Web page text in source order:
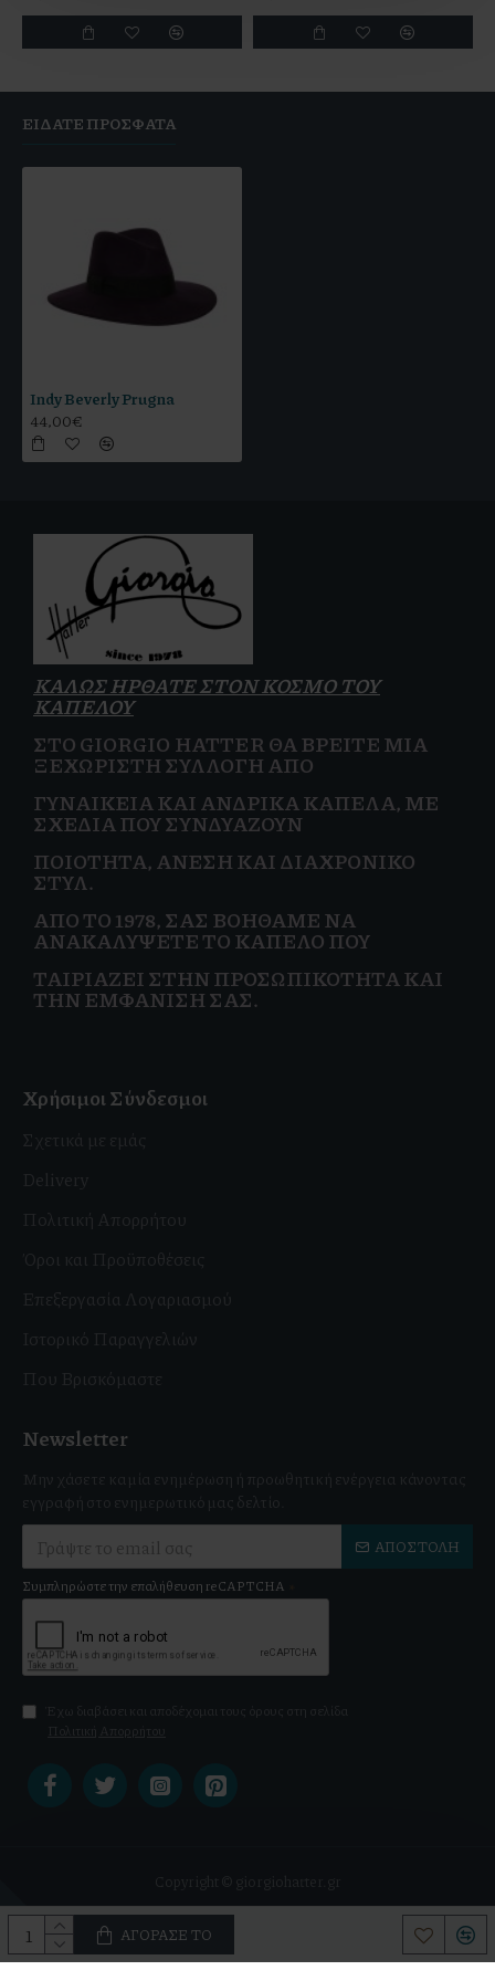
ΑΓΌΡΑΣΕ ΤΟ
ΕΊΔΑΤΕ ΠΡΌΣΦΑΤΑ
Indy Beverly Prugna
44,00€
ΚΑΛΩΣ ΗΡΘΑΤΕ ΣΤΟΝ ΚΟΣΜΟ ΤΟΥ
ΚΑΠΕΛΟΥ
ΣΤΟ GIORGIO HATTER ΘΑ ΒΡΕΊΤΕ ΜΙΑ
ΞΕΧΩΡΙΣΤΉ ΣΥΛΛΟΓΉ ΑΠΌ
ΓΥΝΑΙΚΕΊΑΚΑΙΑΝΔΡΙΚΆ ΚΑΠΈΛΑ, ΜΕ
ΣΧΈΔΙΑ ΠΟΥ ΣΥΝΔΥΆΖΟΥΝ
ΠΟΙΌΤΗΤΑ, ΆΝΕΣΗ ΚΑΙΔΙΑΧΡΟΝΙΚΌ
ΣΤΥΛ.
ΑΠΌ ΤΟ 1978, ΣΑΣ ΒΟΗΘΆΜΕ ΝΑ
ΑΝΑΚΑΛΎΨΕΤΕ ΤΟ ΚΑΠΈΛΟ ΠΟΥ
ΤΑΙΡΙΆΖΕΙ ΣΤΗΝΠΡΟΣΩΠΙΚΌΤΗΤΑ ΚΑΙ
ΤΗΝ ΕΜΦΆΝΙΣΗ ΣΑΣ.
Χρήσιμοι Σύνδεσμοι
Σχετικά με εμάς
Delivery
Πολιτική Απορρήτου
Όροι και Προϋποθέσεις
Επεξεργασία Λογαριασμού
Ιστορικό Παραγγελιών
Που Βρισκόμαστε
Newsletter
Μην χάσετε καμία ενημέρωση ή προωθητική ενέργεια κάνοντας
εγγραφή στο ενημερωτικό μας δελτίο.
ΑΠΟΣΤΟΛΉ
Συμπληρώστε την επαλήθευση reCAPTCHA
Έχω διαβάσει και αποδέχομαι τους όρους στη σελίδα
Πολιτική Απορρήτου